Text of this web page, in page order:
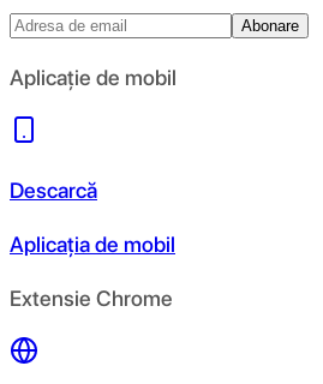
Abonare
Aplicație de mobil
Descarcă
Aplicația de mobil
Extensie Chrome